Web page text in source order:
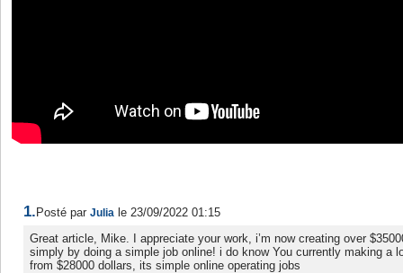
1. Posté parJulia le 23/09/2022 01:15
Great article, Mike. I appreciate your work, i’m now creating over
simply by doing a simple job online! i do know You currently making a
from $28000 dollars, its simple online operating jobs